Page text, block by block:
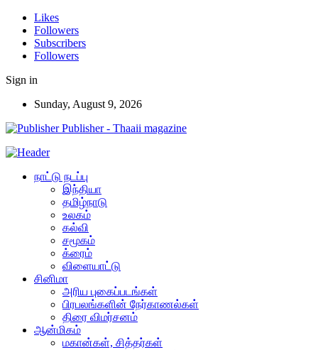
Likes
Followers
Subscribers
Followers
Sign in
Sunday, August 9, 2026
Publisher - Thaaii magazine
நாட்டு நடப்பு
இந்தியா
தமிழ்நாடு
உலகம்
கல்வி
சமூகம்
க்ரைம்
விளையாட்டு
சினிமா
அரிய புகைப்படங்கள்
பிரபலங்களின் நேர்காணல்கள்
திரை விமர்சனம்
ஆன்மிகம்
மகான்கள், சித்தர்கள்